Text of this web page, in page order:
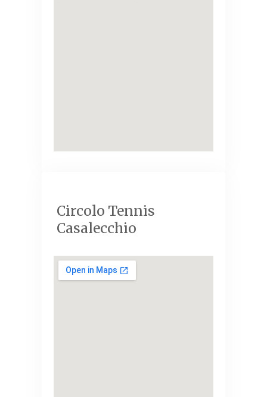
Circolo Tennis
Casalecchio